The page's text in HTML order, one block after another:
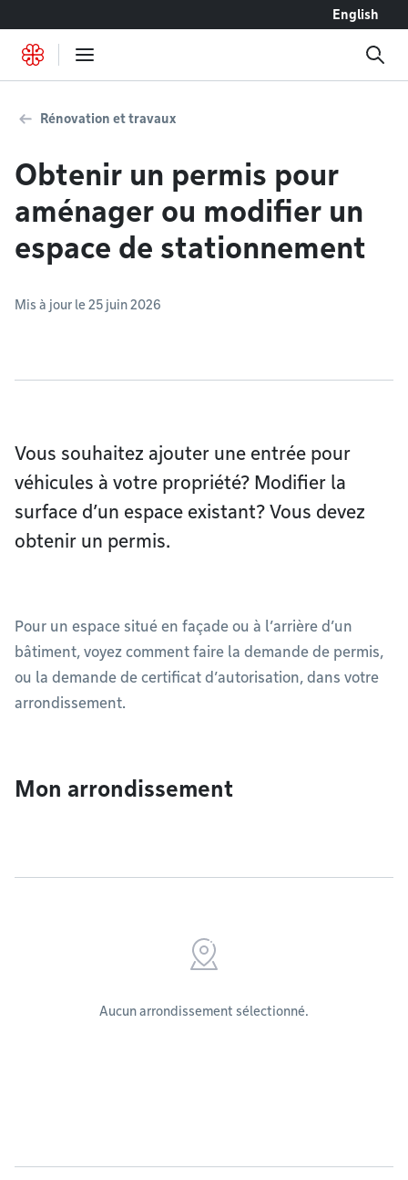
English
Rénovation et travaux
Obtenir un permis pour
aménager ou modifier un
espace de stationnement
Mis à jour le 25 juin 2026
Vous souhaitez ajouter une entrée pour
véhicules à votre propriété? Modifier la
surface d’un espace existant? Vous devez
obtenir un permis.
Pour un espace situé en façade ou à l’arrière d’un
bâtiment, voyez comment faire la demande de permis,
ou la demande de certificat d’autorisation, dans votre
arrondissement.
Mon arrondissement
Aucun arrondissement sélectionné.